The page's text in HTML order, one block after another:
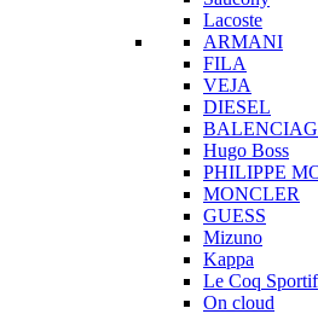
Lacoste
ARMANI
FILA
VEJA
DIESEL
Hugo Boss
PHILIPPE
MONCLER
GUESS
Mizuno
Kappa
Le Coq Sportif
On cloud